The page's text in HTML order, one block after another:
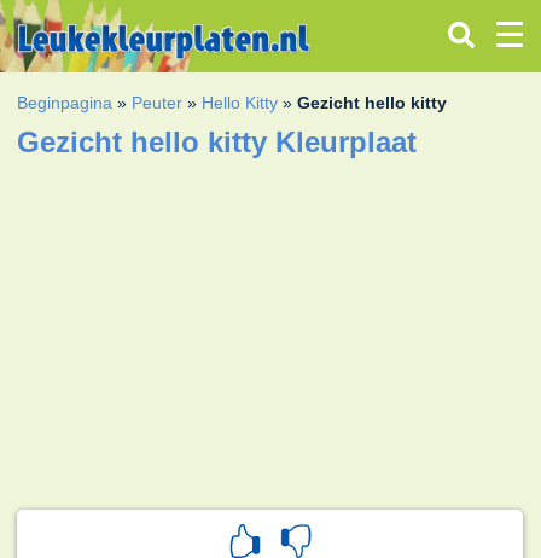
Beginpagina » Peuter » Hello Kitty »Gezicht hello kitty
Gezicht hello kitty Kleurplaat